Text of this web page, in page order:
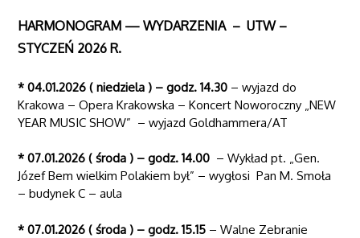
HARMONOGRAM — WYDARZENIA – UTW –
STYCZEŃ 2026 R.
* 04.01.2026 ( niedziela ) – godz. 14.30 – wyjazd do
Krakowa – Opera Krakowska – Koncert Noworoczny „NEW
YEAR MUSIC SHOW” – wyjazd Goldhammera/AT
* 07.01.2026 ( środa ) – godz. 14.00 – Wykład pt. „Gen.
Józef Bem wielkim Polakiem był” – wygłosi Pan M. Smoła
– budynek C – aula
* 07.01.2026 ( środa ) – godz. 15.15 – Walne Zebranie